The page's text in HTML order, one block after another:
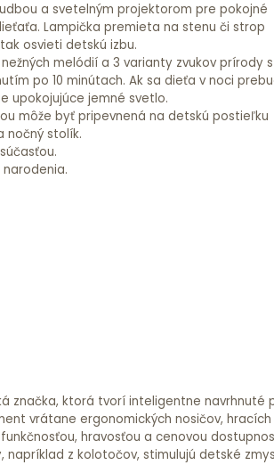
a svetelným projektorom pre pokojné
Lampička premieta na stenu či strop
osvieti detskú izbu.
melódií a 3 varianty zvukov prírody s
po 10 minútach. Ak sa dieťa v noci
upokojujúce jemné svetlo.
môže byť pripevnená na detskú postieľku
nočný stolík.
značka, ktorá tvorí inteligentne
vrátane ergonomických nosičov,
hravosťou a cenovou
napríklad z kolotočov, stimulujú detské